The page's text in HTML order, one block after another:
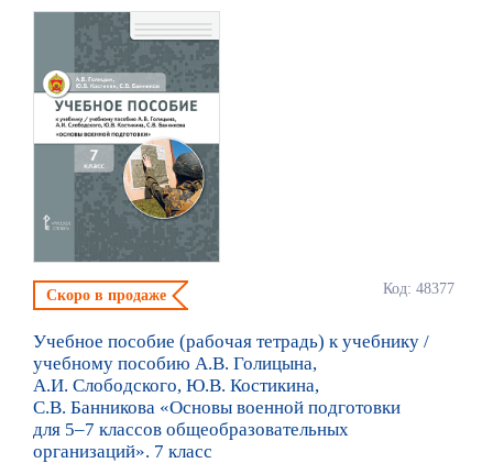
Код: 48377
Скоро в продаже
Учебное пособие (рабочая тетрадь) к учебнику /
учебному пособию А.В. Голицына,
А.И. Слободского, Ю.В. Костикина,
С.В. Банникова «Основы военной подготовки
для 5–7 классов общеобразовательных
организаций». 7 класс